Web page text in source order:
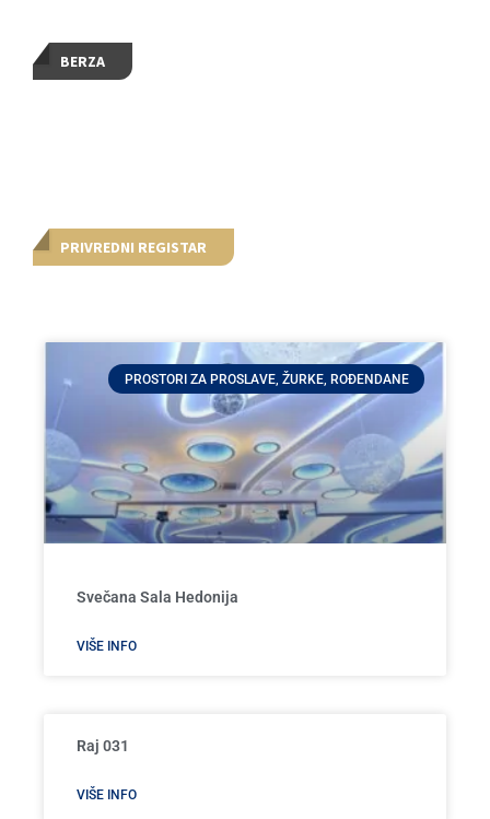
BERZA
PRIVREDNI REGISTAR
PROSTORI ZA PROSLAVE, ŽURKE, ROĐENDANE
Svečana Sala Hedonija
VIŠE INFO
Raj 031
VIŠE INFO